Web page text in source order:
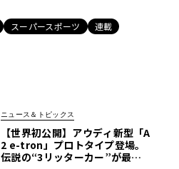
スーパースポーツ
連載
ニュース＆トピックス
【世界初公開】アウディ新型「A
2 e-tron」プロトタイプ登場。
伝説の“3リッターカー”が最高